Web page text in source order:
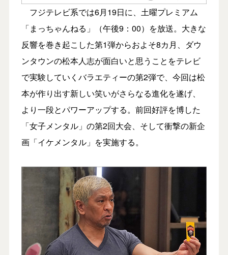
フジテレビ系では6月19日に、土曜プレミアム
「まっちゃんねる」（午後9：00）を放送。大きな
反響を巻き起こした第1弾からおよそ8カ月、ダウ
ンタウンの松本人志が面白いと思うことをテレビ
で実験していくバラエティーの第2弾で、今回は松
本が作り出す新しい笑いがさらなる進化を遂げ、
より一段とパワーアップする。前回好評を博した
「女子メンタル」の第2回大会、そして衝撃の新企
画「イケメンタル」を実施する。